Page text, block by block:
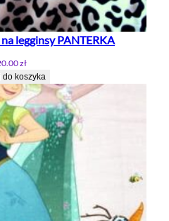
legginsy PANTERKA
zł
do koszyka